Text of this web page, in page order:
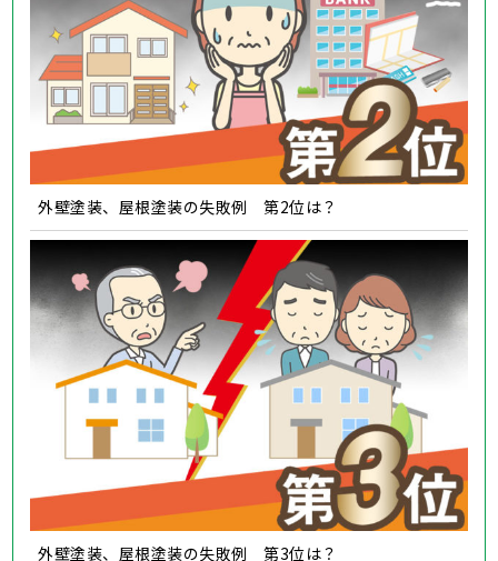
外壁塗装、屋根塗装の失敗例 第2位は？
外壁塗装、屋根塗装の失敗例 第3位は？